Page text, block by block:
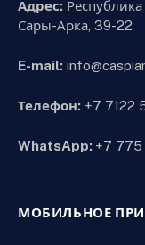
Адрес:
Сары-Арка, 39-22
E-mail:
Телефон: +7 7122
WhatsApp: +7
МОБИЛЬНОЕ